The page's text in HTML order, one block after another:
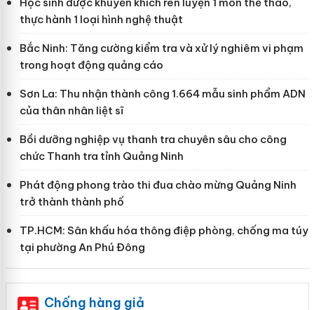
thực hành 1 loại hình nghệ thuật
Bắc Ninh: Tăng cường kiểm tra và xử lý nghiêm vi phạm
trong hoạt động quảng cáo
Sơn La: Thu nhận thành công 1.664 mẫu sinh phẩm ADN
của thân nhân liệt sĩ
Bồi dưỡng nghiệp vụ thanh tra chuyên sâu cho công
chức Thanh tra tỉnh Quảng Ninh
Phát động phong trào thi đua chào mừng Quảng Ninh
trở thành thành phố
TP.HCM: Sân khấu hóa thông điệp phòng, chống ma túy
tại phường An Phú Đông
Chống hàng giả